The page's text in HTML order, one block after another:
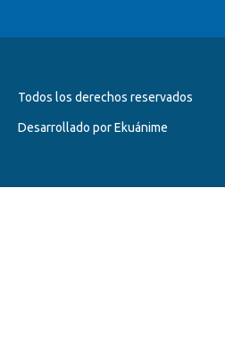
Todos los derechos reservados
Desarrollado por Ekuánime